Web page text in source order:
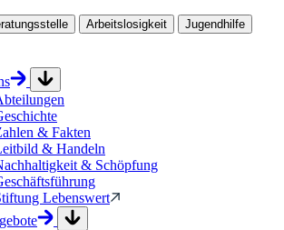
Arbeitslosigkeit
Jugendhilfe
& Fakten
& Handeln
& Schöpfung
Lebenswert